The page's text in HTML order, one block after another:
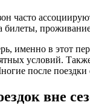
часто
именно в этот
условий.
после
вне